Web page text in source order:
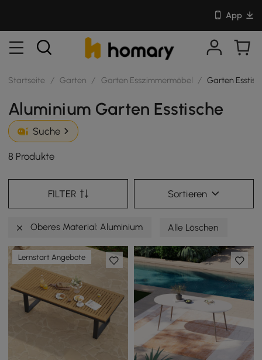
App
Startseite / Garten / Garten Esszimmermöbel / Garten
Aluminium Garten Esstische
Suche
8 Produkte
FILTER Sortieren
Oberes Material: Aluminium Alle Löschen
Lernstart Angebote